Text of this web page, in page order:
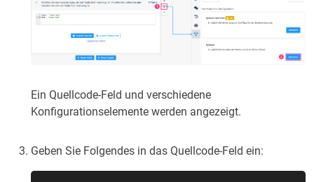
Ein Quellcode-Feld und verschiedene
Konfigurationselemente werden angezeigt.
Geben Sie Folgendes in das Quellcode-Feld ein: